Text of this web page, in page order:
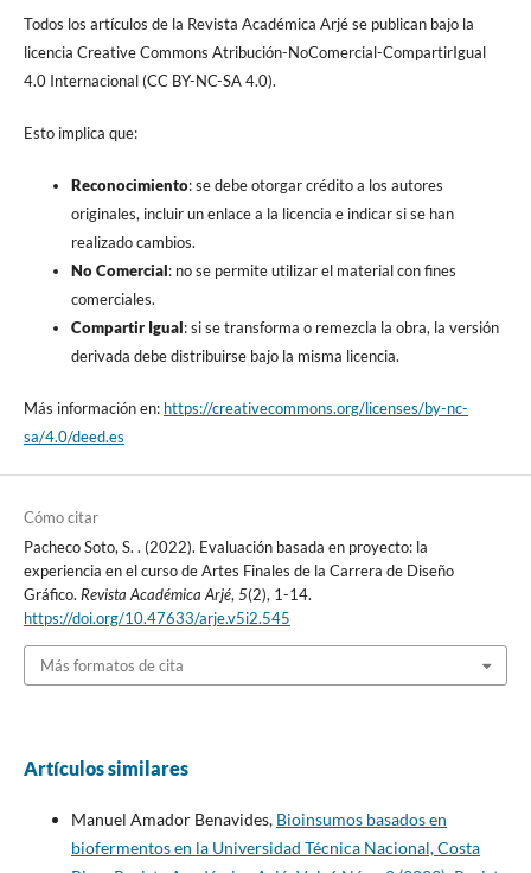
Todos los artículos de la Revista Académica Arjé se publican bajo la
licencia Creative Commons Atribución-NoComercial-CompartirIgual
4.0 Internacional (CC BY-NC-SA 4.0).
Esto implica que:
Reconocimiento: se debe otorgar crédito a los autores
originales, incluir un enlace a la licencia e indicar si se han
realizado cambios.
No Comercial: no se permite utilizar el material con fines
comerciales.
Compartir Igual: si se transforma o remezcla la obra, la versión
derivada debe distribuirse bajo la misma licencia.
Más información en: https://creativecommons.org/licenses/by-nc-
sa/4.0/deed.es
Cómo citar
Pacheco Soto, S. . (2022). Evaluación basada en proyecto: la
experiencia en el curso de Artes Finales de la Carrera de Diseño
Gráfico. Revista Académica Arjé, 5(2), 1-14.
https://doi.org/10.47633/arje.v5i2.545
Más formatos de cita
Artículos similares
Manuel Amador Benavides, Bioinsumos basados en
biofermentos en la Universidad Técnica Nacional, Costa